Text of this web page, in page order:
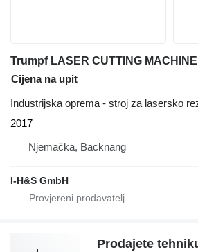
Cijena na upit
Industrijska oprema - stroj za lasersko
2017
Njemačka, Backnang
I-H&S GmbH
Prodajete